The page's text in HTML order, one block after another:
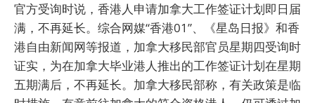
官方受询时说，香港人申请加拿大工作签证计划即日届
满，不再延长。综合网媒“香港01”、《星岛日报》和香
港自由新闻网等报道，加拿大移民部官员星期四受询时
证实，为在加拿大毕业港人推出的工作签证计划在星期
五期满后，不再延长。加拿大移民部称，有关政策是临